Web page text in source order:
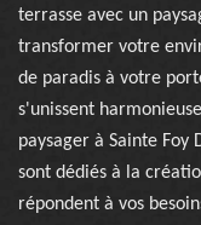
terrasse avec un
transformer votre
de paradis à votre
s'unissent
paysager à Sainte Foy
sont dédiés à la
répondent à vos